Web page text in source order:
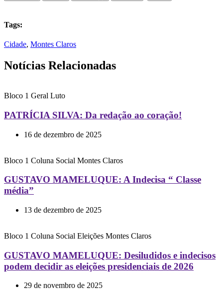
Tags:
Cidade, Montes Claros
Notícias Relacionadas
Bloco 1 Geral Luto
PATRÍCIA SILVA: Da redação ao coração!
16 de dezembro de 2025
Bloco 1 Coluna Social Montes Claros
GUSTAVO MAMELUQUE: A Indecisa “ Classe
média”
13 de dezembro de 2025
Bloco 1 Coluna Social Eleições Montes Claros
GUSTAVO MAMELUQUE: Desiludidos e indecisos
podem decidir as eleições presidenciais de 2026
29 de novembro de 2025